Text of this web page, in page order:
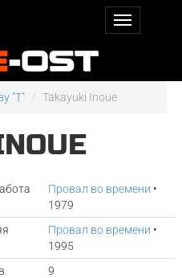
"T" Takayuki Inoue
Провал во времени •
1979
Провал во времени •
1995
9